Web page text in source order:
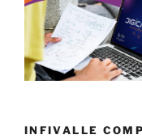
INFIVALLE